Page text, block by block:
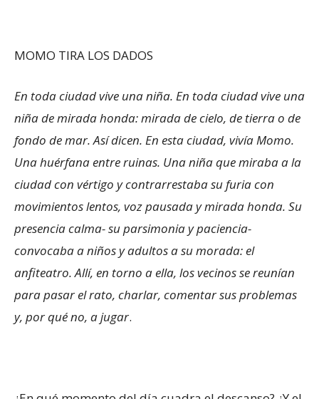
MOMO TIRA LOS DADOS
En toda ciudad vive una niña. En toda ciudad vive una
niña de mirada honda: mirada de cielo, de tierra o de
fondo de mar. Así dicen. En esta ciudad, vivía Momo.
Una huérfana entre ruinas. Una niña que miraba a la
ciudad con vértigo y contrarrestaba su furia con
movimientos lentos, voz pausada y mirada honda. Su
presencia calma- su parsimonia y paciencia-
convocaba a niños y adultos a su morada: el
anfiteatro. Allí, en torno a ella, los vecinos se reunían
para pasar el rato, charlar, comentar sus problemas
y, por qué no, a jugar.